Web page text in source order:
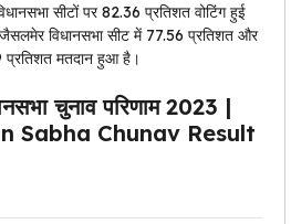
सीटों पर 82.36 प्रतिशत वोटिंग हुई
विधानसभा सीट में 77.56 प्रतिशत और
प्रतिशत मतदान हुआ है।
चुनाव परिणाम 2023 |
Sabha Chunav Result